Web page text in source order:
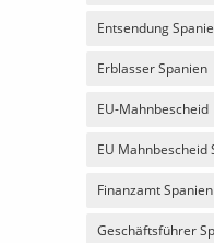
Entsendung
Erblasser Spanien
EU-Mahnbescheid
EU Mahnbescheid
Finanzamt Spanien
Geschäftsführer